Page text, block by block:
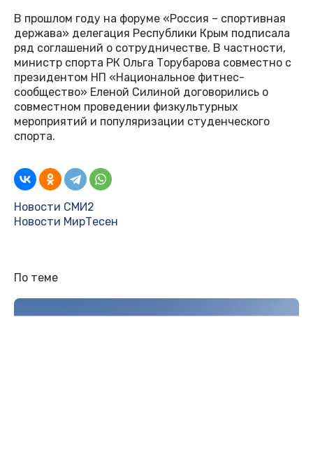
В прошлом году на форуме «Россия – спортивная
держава» делегация Республики Крым подписала
ряд соглашений о сотрудничестве. В частности,
министр спорта РК Ольга Торубарова совместно с
президентом НП «Национальное фитнес-
сообщество» Еленой Силиной договорились о
совместном проведении физкультурных
мероприятий и популяризации студенческого
спорта.
Новости СМИ2
Новости МирТесен
По теме